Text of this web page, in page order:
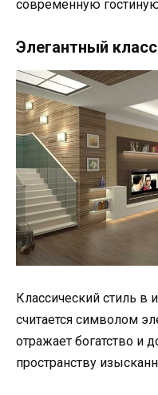
современную
Элегантный
Классический стиль в
считается символом
отражает богатство и
пространству